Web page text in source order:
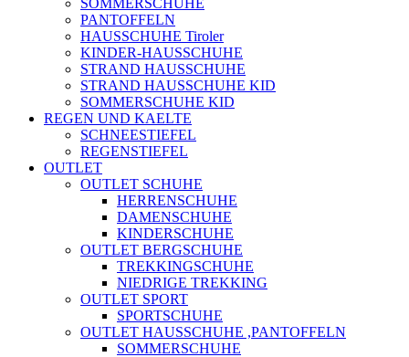
SOMMERSCHUHE
PANTOFFELN
HAUSSCHUHE Tiroler
KINDER-HAUSSCHUHE
STRAND HAUSSCHUHE
STRAND HAUSSCHUHE KID
SOMMERSCHUHE KID
REGEN UND KAELTE
SCHNEESTIEFEL
REGENSTIEFEL
OUTLET
OUTLET SCHUHE
HERRENSCHUHE
DAMENSCHUHE
KINDERSCHUHE
OUTLET BERGSCHUHE
TREKKINGSCHUHE
NIEDRIGE TREKKING
OUTLET SPORT
SPORTSCHUHE
OUTLET HAUSSCHUHE ,PANTOFFELN
SOMMERSCHUHE